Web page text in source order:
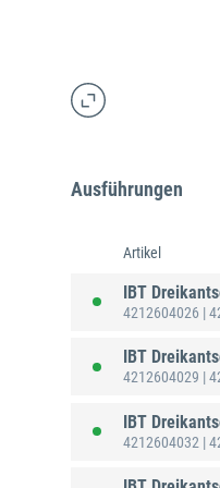
Ausführungen
Artikel
IBT
4212604026 |
IBT
4212604029 |
IBT
4212604032 |